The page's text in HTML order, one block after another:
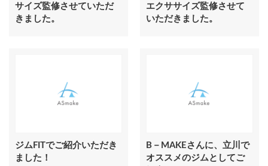
サイズ監修させていただ
きました。
エクササイズ監修させて
いただきました。
ジムFITでご紹介いただき
ました！
B－MAKEさんに、立川で
オススメのジムとしてご